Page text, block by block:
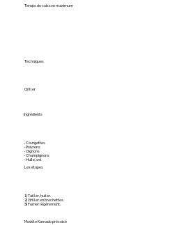
Temps de cuisson maximum
Techniques
Griller
Ingrédients
- Courgettes
- Poivrons
- Oignons
- Champignons
- Huile, sel
Les étapes
1) Tailler, huiler.
2) Griller en brochettes.
3) Fumer légèrement.
Modèle Kamado précoisé